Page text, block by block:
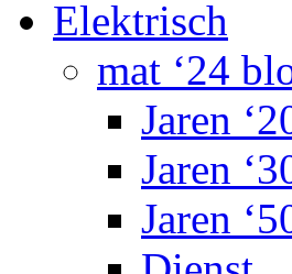
Elektrisch
mat ‘24
Jaren
Jaren
Jaren